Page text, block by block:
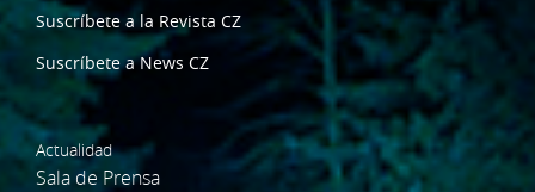
Suscríbete a la Revista CZ
Suscríbete a News CZ
Actualidad
Sala de Prensa